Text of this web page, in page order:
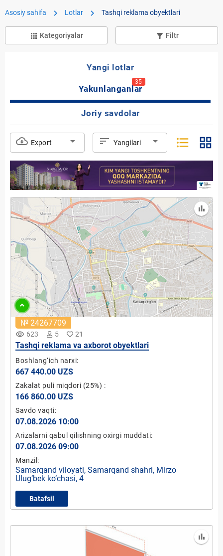
Asosiy sahifa chevron_right Lotlar chevron_right Tashqi reklama obyektlari
apps Kategoriyalar filter_list_alt Filtr
Yangi lotlar
35
Yakunlanganlar
Joriy savdolar
cloud_download Export arrow_drop_down sort Yangilari arrow_drop_down format_list_bulleted grid_view
remove_red_eye 623 5 21
№ 24267709
Tashqi reklama va axborot obyektlari
Boshlang‘ich narxi:
667 440.00 UZS
Zakalat puli miqdori (25%) :
166 860.00 UZS
Savdo vaqti:
07.08.2026 10:00
Arizalarni qabul qilishning oxirgi muddati:
07.08.2026 09:00
Manzil:
Samarqand viloyati, Samarqand shahri, Mirzo
Ulug‘bek ko‘chasi, 4
Batafsil